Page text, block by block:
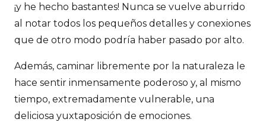
¡y he hecho bastantes! Nunca se vuelve aburrido
al notar todos los pequeños detalles y conexiones
que de otro modo podría haber pasado por alto.
Además, caminar libremente por la naturaleza le
hace sentir inmensamente poderoso y, al mismo
tiempo, extremadamente vulnerable, una
deliciosa yuxtaposición de emociones.